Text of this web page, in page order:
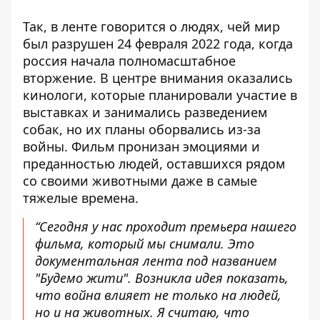
Так, в ленте говорится о людях, чей мир
был разрушен 24 февраля 2022 года, когда
россия начала полномасштабное
вторжение. В центре внимания оказались
кинологи, которые планировали участие в
выставках и занимались разведением
собак, но их планы оборвались из-за
войны. Фильм пронизан эмоциями и
преданностью людей, оставшихся рядом
со своими животными даже в самые
тяжелые времена.
“Сегодня у нас проходит премьера нашего
фильма, который мы снимали. Это
документальная лента под названием
"Будемо жити". Возникла идея показать,
что война влияет не только на людей,
но и на животных. Я считаю, что